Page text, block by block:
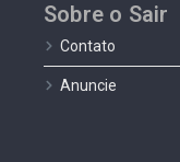
Sobre o Sair
Contato
Anuncie